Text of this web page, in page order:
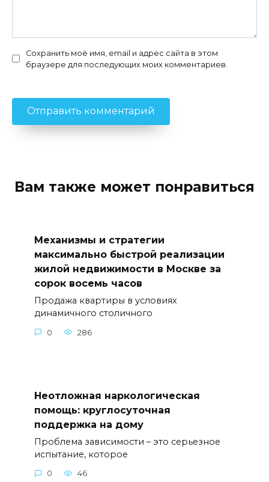
Сохранить моё имя, email и адрес сайта в этом
браузере для последующих моих комментариев.
Вам также может понравиться
Механизмы и стратегии
максимально быстрой реализации
жилой недвижимости в Москве за
сорок восемь часов
Продажа квартиры в условиях
динамичного столичного
0 286
Неотложная наркологическая
помощь: круглосуточная
поддержка на дому
Проблема зависимости – это серьезное
испытание, которое
0 46